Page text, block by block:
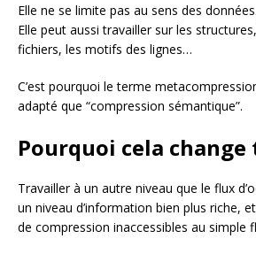
Elle ne se limite pas au sens des données.
Elle peut aussi travailler sur les
fichiers, les motifs des lignes…
C’est pourquoi le terme
adapté que “compression sémantique”.
Pourquoi cela
Travailler à un autre niveau que le flux
un niveau d’information bien plus riche,
de compression inaccessibles au simple